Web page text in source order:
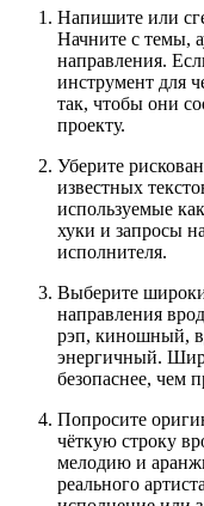
Напишите или
Начните с темы,
направления.
инструмент для
так, чтобы они
проекту.
Уберите
известных
используемые
хуки и запросы
исполнителя.
Выберите
направления
рэп, киношный,
энергичный.
безопаснее, чем
Попросите
чёткую строку
мелодию и
реального